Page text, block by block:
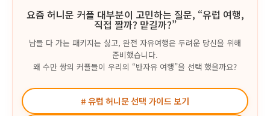
요즘 허니문 커플 대부분이 고민하는 질문, “유럽 여행,
직접 짤까? 맡길까?”
남들 다 가는 패키지는 싫고, 완전 자유여행은 두려운 당신을 위해
준비했습니다.
왜 수만 쌍의 커플들이 우리의 “반자유 여행”을 선택 했을까요?
# 유럽 허니문 선택 가이드 보기